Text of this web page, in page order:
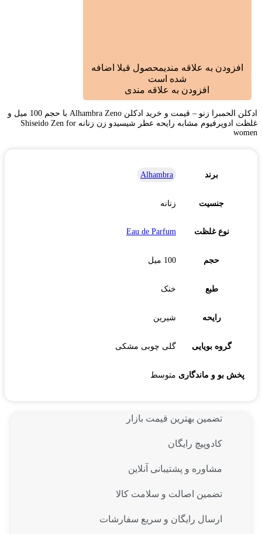
افزودن به علاقه مندیمحصول قبلا اضافه
شده است
افزودن به علاقه مندی
ادکلن الحمبرا زنو – قیمت و خرید ادکلن Alhambra Zeno با حجم 100 میل و
غلظت ادوپرفیوم مشابه رایحه عطر شیسیدو زن زنانه Shiseido Zen for
women
برند Alhambra
جنسیت زنانه
نوع غلظت Eau de Parfum
حجم 100 میل
طبع خنک
رایحه شیرین
گروه بویایی گلی چوبی مشکی
پخش بو و ماندگاری متوسط
تضمین بهترین قیمت بازار
کادوپیچ رایگان
مشاوره و پشتیبانی آنلاین
تضمین اصالت و سلامت کالا
ارسال رایگان و سریع سفارشات